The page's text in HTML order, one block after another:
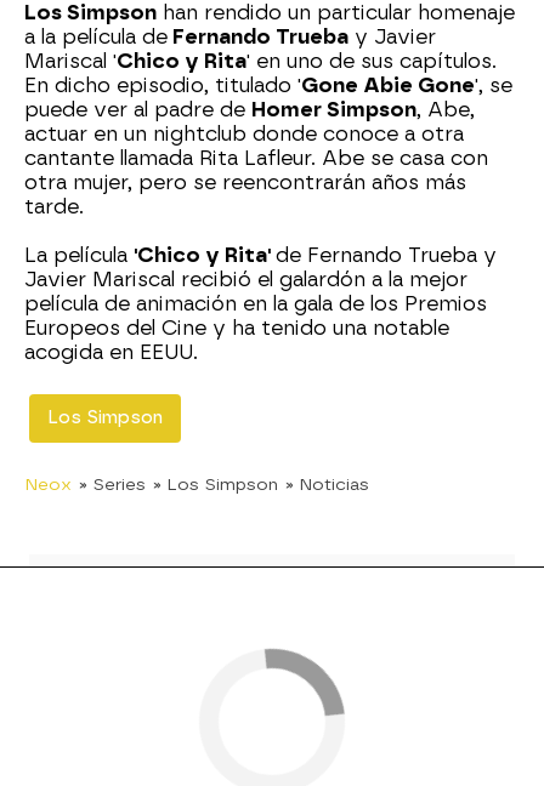
Los Simpson han rendido un particular homenaje
a la película de Fernando Trueba y Javier
Mariscal 'Chico y Rita' en uno de sus capítulos.
En dicho episodio, titulado 'Gone Abie Gone', se
puede ver al padre de Homer Simpson, Abe,
actuar en un nightclub donde conoce a otra
cantante llamada Rita Lafleur. Abe se casa con
otra mujer, pero se reencontrarán años más
tarde.
La película 'Chico y Rita' de Fernando Trueba y
Javier Mariscal recibió el galardón a la mejor
película de animación en la gala de los Premios
Europeos del Cine y ha tenido una notable
acogida en EEUU.
Los Simpson
Neox » Series » Los Simpson » Noticias